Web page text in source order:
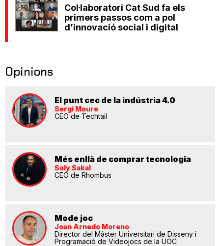
Col·laboratori Cat Sud fa els
primers passos com a pol
d’innovació social i digital
Opinions
El punt cec de la indústria 4.0
Sergi Moure
CEO de Techtail
Més enllà de comprar tecnologia
Soly Sakal
CEO de Rhombus
Mode joc
Joan Arnedo Moreno
Director del Màster Universitari de Disseny i
Programació de Videojocs de la UOC